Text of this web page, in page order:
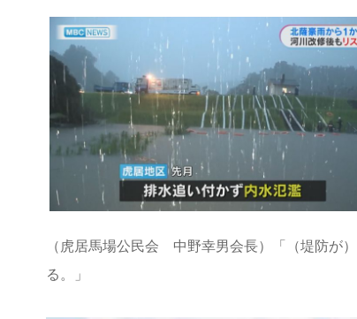
（虎居馬場公民会 中野幸男会長）「（堤防が
る。」